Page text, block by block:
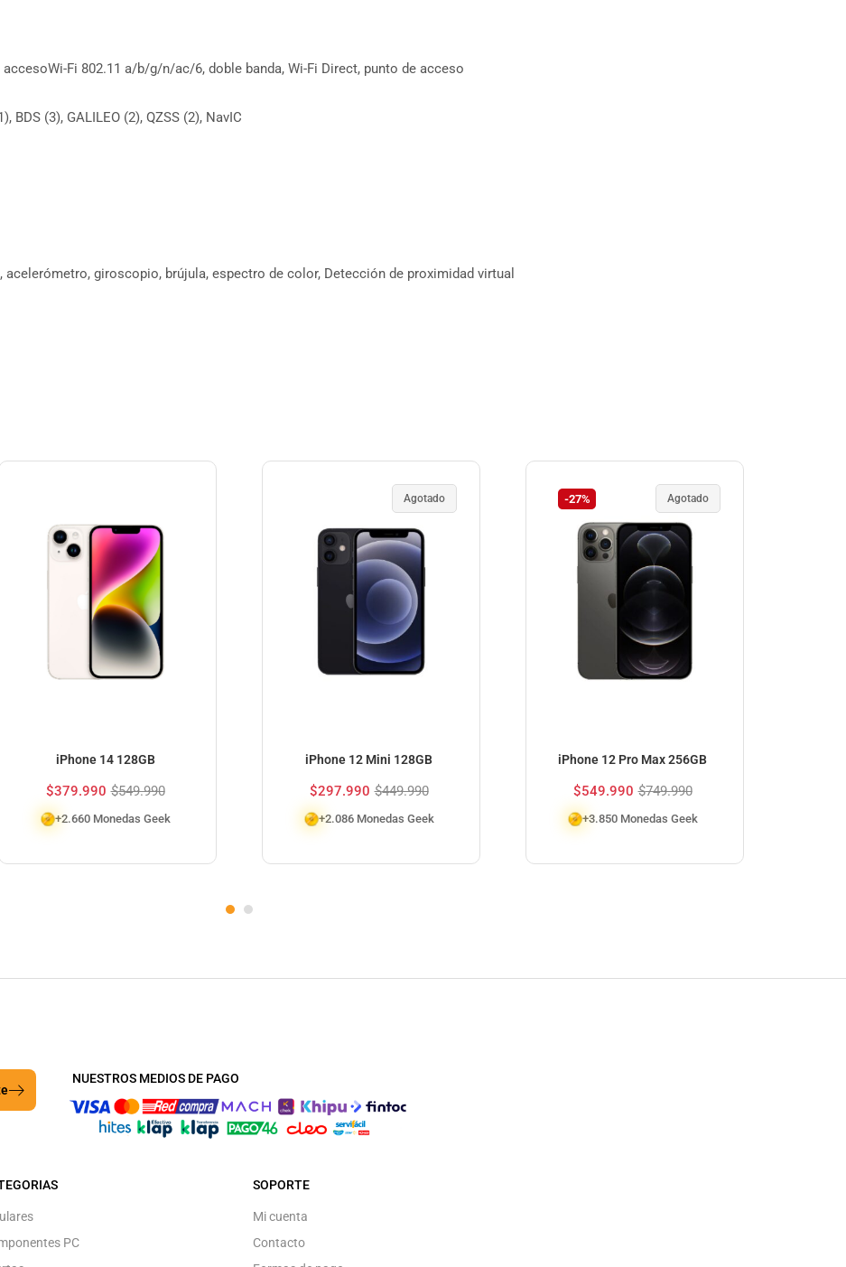
Fi 802.11 a/b/g/n/ac/6, doble banda, Wi-Fi Direct, punto de acceso
BDS (3), GALILEO (2), QZSS (2), NavIC
giroscopio, brújula, espectro de color, Detección de proximidad virtual
iPhone 14 128GB
$379.990 $549.990
+2.660 Monedas Geek
Agotado
iPhone 12 Mini 128GB
$297.990 $449.990
+2.086 Monedas Geek
-27% Agotado
iPhone 12 Pro Max 256GB
$549.990 $749.990
+3.850 Monedas Geek
NUESTROS MEDIOS DE PAGO
PC
SOPORTE
Mi cuenta
Contacto